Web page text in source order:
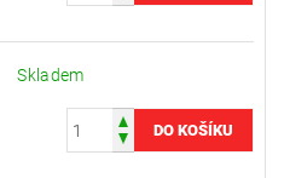
Skladem